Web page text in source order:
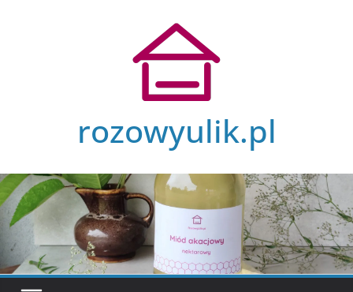
rozowyulik.pl